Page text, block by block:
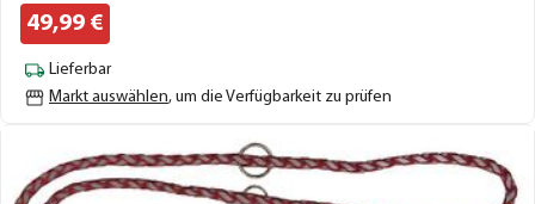
49,99 €
Lieferbar
Markt auswählen, um die Verfügbarkeit zu prüfen